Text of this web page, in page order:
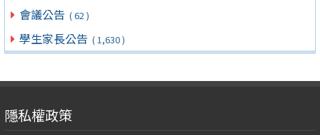
會議公告 ( 62 )
學生家長公告 ( 1,630 )
隱私權政策